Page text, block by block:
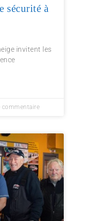
sécurité à
invitent les
commentaire